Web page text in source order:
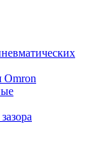
Omron